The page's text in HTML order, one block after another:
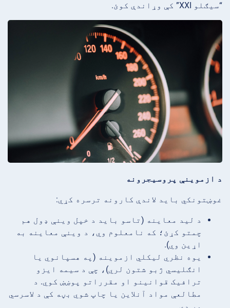
“سیګلو XXI” کې وړاندې کوئ.
د ازموینې پروسیجرونه
غوښتونکي باید لاندې کارونه ترسره کړي:
د لید معاینه (تاسو باید د خپل وینې ډول هم
چمتو کړئ؛ که نامعلوم وي، د وینې معاینه به
اړین وي).
یوه نظري لیکلي ازموینه (په هسپانوي یا
انګلیسي ژبو شتون لري)، چې د سیمه ایزو
ترافیک قوانینو او مقرراتو پوښښ کوي. د
مطالعې مواد آنلاین یا چاپ شوي بڼه کې د لاسرسي